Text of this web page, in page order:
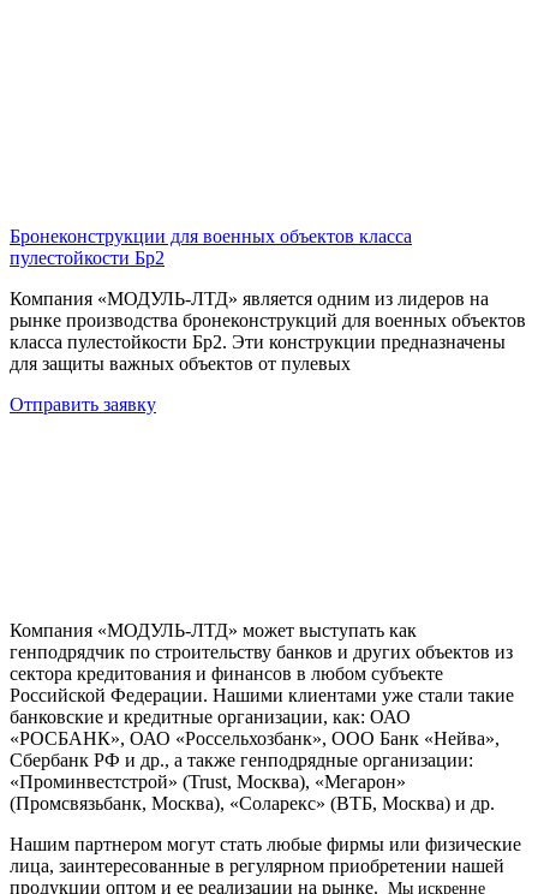
Бронеконструкции для военных объектов класса
пулестойкости Бр2
Компания «МОДУЛЬ-ЛТД» является одним из лидеров на
рынке производства бронеконструкций для военных объектов
класса пулестойкости Бр2. Эти конструкции предназначены
для защиты важных объектов от пулевых
Отправить заявку
Компания «МОДУЛЬ-ЛТД» может выступать как
генподрядчик по строительству банков и других объектов из
сектора кредитования и финансов в любом субъекте
Российской Федерации. Нашими клиентами уже стали такие
банковские и кредитные организации, как: ОАО
«РОСБАНК», ОАО «Россельхозбанк», ООО Банк «Нейва»,
Сбербанк РФ и др., а также генподрядные организации:
«Проминвестстрой» (Trust, Москва), «Мегарон»
(Промсвязьбанк, Москва), «Соларекс» (ВТБ, Москва) и др.
Нашим партнером могут стать любые фирмы или физические
лица, заинтересованные в регулярном приобретении нашей
продукции оптом и ее реализации на рынке. Мы искренне